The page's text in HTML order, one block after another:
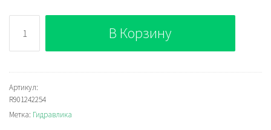
Bosch
Rexroth
3DREME10P-
7X/100YG24K31A1V
Пропорциональный
редукционный
В Корзину
Артикул:
R901242254
Метка: Гидравлика